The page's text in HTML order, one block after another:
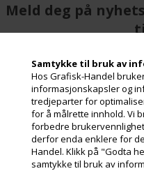
Samtykke til bruk av
Hos Grafisk-Handel
informasjonskapsler og
tredjeparter for
for å målrette innhold. Vi
forbedre
derfor enda enklere for
Handel. Klikk på "Godta
samtykke til bruk av
Meld deg på
gratis og